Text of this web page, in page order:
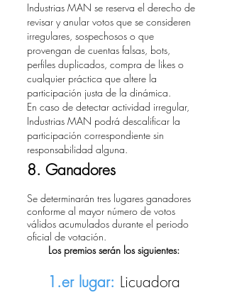
Industrias MAN se reserva el derecho de
revisar y anular votos que se consideren
irregulares, sospechosos o que
provengan de cuentas falsas, bots,
perfiles duplicados, compra de likes o
cualquier práctica que altere la
participación justa de la dinámica.
En caso de detectar actividad irregular,
Industrias MAN podrá descalificar la
participación correspondiente sin
responsabilidad alguna.
8. Ganadores
Se determinarán tres lugares ganadores
conforme al mayor número de votos
válidos acumulados durante el periodo
oficial de votación.
Los premios serán los siguientes:
1.er lugar: Licuadora